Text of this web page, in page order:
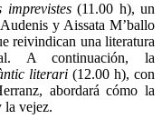
imprevistes(11.00 h), un
y Aissata M’ballo
reivindican una literatura
A continuación, la
literari (12.00 h), con
abordará cómo la
la vejez.